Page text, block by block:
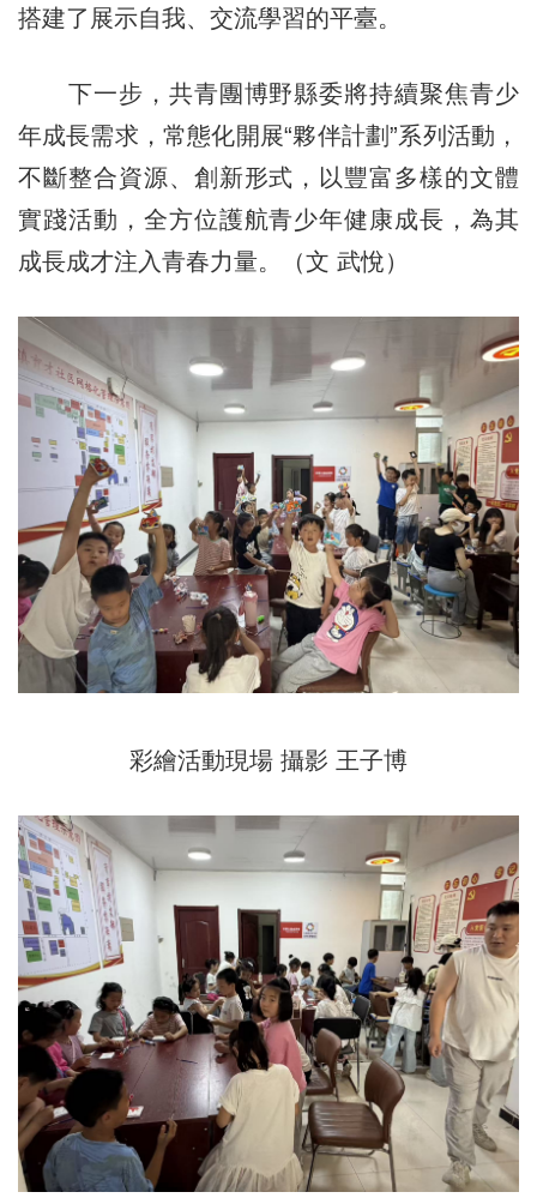
搭建了展示自我、交流學習的平臺。
下一步，共青團博野縣委將持續聚焦青少
年成長需求，常態化開展“夥伴計劃”系列活動，
不斷整合資源、創新形式，以豐富多樣的文體
實踐活動，全方位護航青少年健康成長，為其
成長成才注入青春力量。（文 武悅）
彩繪活動現場 攝影 王子博